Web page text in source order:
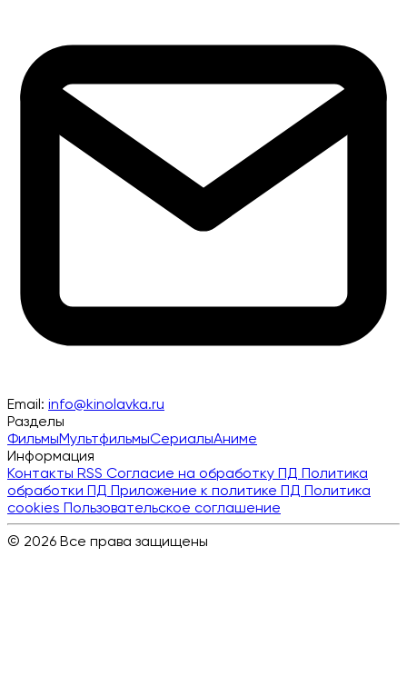
Email: info@kinolavka.ru
Разделы
ФильмыМультфильмыСериалыАниме
Информация
Контакты RSS Согласие на обработку ПД Политика
обработки ПД Приложение к политике ПД Политика
cookies Пользовательское соглашение
© 2026 Все права защищены